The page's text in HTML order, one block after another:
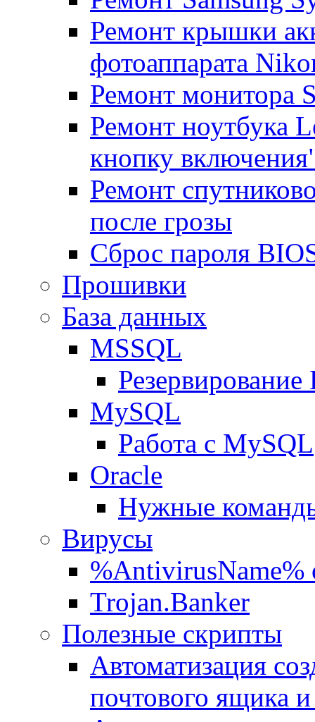
Ремонт крышки
фотоаппарата
Ремонт монитора
Ремонт ноутбука
кнопку
Ремонт
после грозы
Сброс пароля
Прошивки
База данных
MSSQL
MySQL
Работа с MySQL
Oracle
Нужные
Вирусы
Trojan.Banker
Полезные скрипты
Автоматизация
почтового ящика